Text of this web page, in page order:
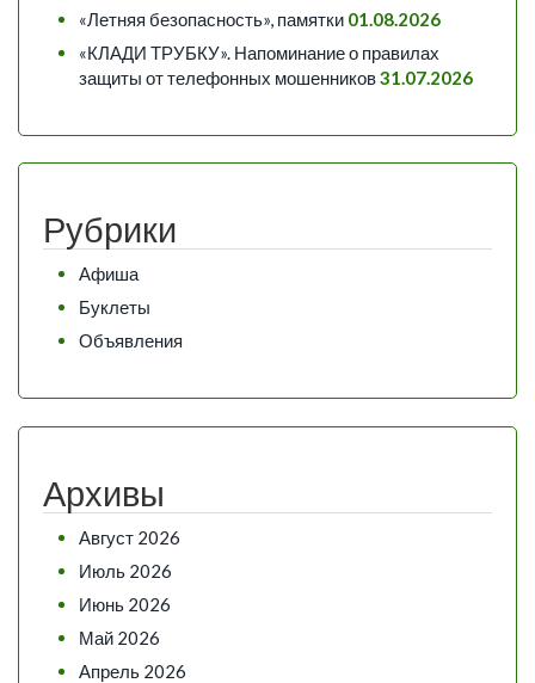
«Летняя безопасность», памятки 01.08.2026
«КЛАДИ ТРУБКУ». Напоминание о правилах
защиты от телефонных мошенников31.07.2026
Рубрики
Афиша
Буклеты
Объявления
Архивы
Август 2026
Июль 2026
Июнь 2026
Май 2026
Апрель 2026